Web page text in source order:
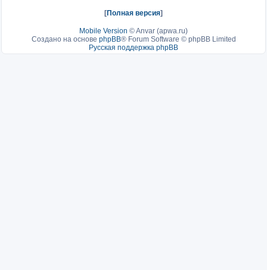
[Полная версия]
Mobile Version ©Anvar (apwa.ru)
Создано на основе phpBB® Forum Software © phpBB Limited
Русская поддержка phpBB